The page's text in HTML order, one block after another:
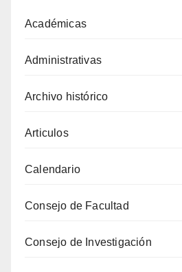
Académicas
Administrativas
Archivo histórico
Articulos
Calendario
Consejo de Facultad
Consejo de Investigación